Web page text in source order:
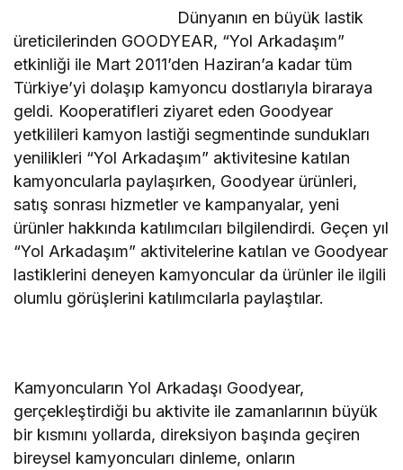
Dünyanın en büyük lastik
üreticilerinden GOODYEAR, “Yol Arkadaşım”
etkinliği ile Mart 2011’den Haziran’a kadar tüm
Türkiye’yi dolaşıp kamyoncu dostlarıyla biraraya
geldi. Kooperatifleri ziyaret eden Goodyear
yetkilileri kamyon lastiği segmentinde sundukları
yenilikleri “Yol Arkadaşım” aktivitesine katılan
kamyoncularla paylaşırken, Goodyear ürünleri,
satış sonrası hizmetler ve kampanyalar, yeni
ürünler hakkında katılımcıları bilgilendirdi. Geçen yıl
“Yol Arkadaşım” aktivitelerine katılan ve Goodyear
lastiklerini deneyen kamyoncular da ürünler ile ilgili
olumlu görüşlerini katılımcılarla paylaştılar.
Kamyoncuların Yol Arkadaşı Goodyear,
gerçekleştirdiği bu aktivite ile zamanlarının büyük
bir kısmını yollarda, direksiyon başında geçiren
bireysel kamyoncuları dinleme, onların